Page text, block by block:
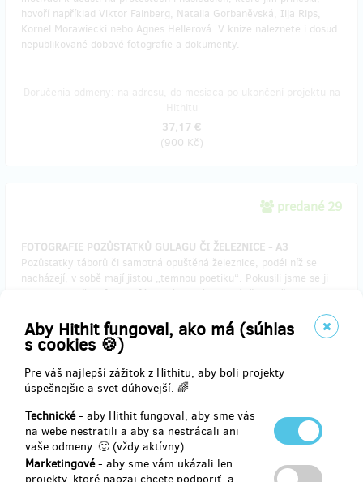
Aby Hithit fungoval, ako má (súhlas
s cookies 🍪)
Pre váš najlepší zážitok z Hithitu, aby boli projekty
úspešnejšie a svet dúhovejší. 🌈
Technické- aby Hithit fungoval, aby sme vás
na webe nestratili a aby sa nestrácali ani
vaše odmeny. 🙂 (vždy aktívny)
Marketingové- aby sme vám ukázali len
hovoří například Viktor Fainberg, Natalia Gorbaněvská, Ilja Rips,
Kornel Morawiecki nebo Agnes Hellerová. V knize naleznete i dosud
nepublikované dobové fotografie a dokumenty.
37,17 €
(900 Kč)
predané 29
FOTOGRAFIE POZŮSTATKŮ GULAGU ČI ŽELEZNICE - A3
Pozůstatky táborů či samotná opuštěná železnice, podél níž se
nacházejí, v sobě mají jistou „temnou poetiku“. Pokusili jsme se ji
zachytit v našich fotografiích. Dáme Vám na výběr a určenou
originálním věnováním autora.
Doručenia odmeny: na adresu, do štvrť roka po ukončení projektu
na Hithitu
(1 200 Kč)